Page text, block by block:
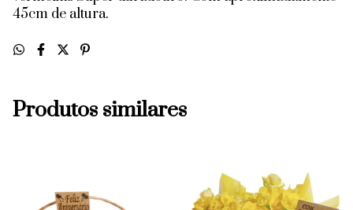
45cm de altura.
Produtos similares